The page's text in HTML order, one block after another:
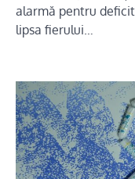
alarmă pentru
lipsa fierului…